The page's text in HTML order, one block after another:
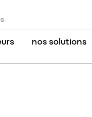
nos solutions